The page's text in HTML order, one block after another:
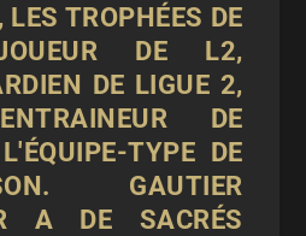
TROPHÉES DE
DE L2,
DE LIGUE 2,
DE
TYPE DE
GAUTIER
A DE SACRÉS